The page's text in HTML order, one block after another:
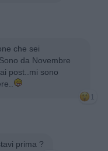
che sei
da Novembre
post..mi sono
1
prima ?